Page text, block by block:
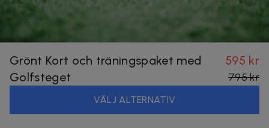
Grönt Kort och träningspaket med
Golfsteget
595 kr
795 kr
VÄLJ ALTERNATIV